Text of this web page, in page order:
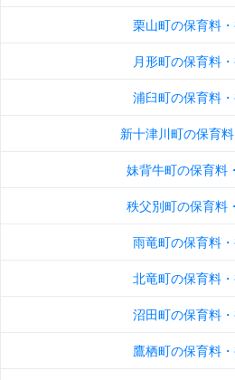
栗山町の保育料
月形町の保育料
浦臼町の保育料
新十津川町の保育
妹背牛町の保育料
秩父別町の保育料
雨竜町の保育料
北竜町の保育料
沼田町の保育料
鷹栖町の保育料